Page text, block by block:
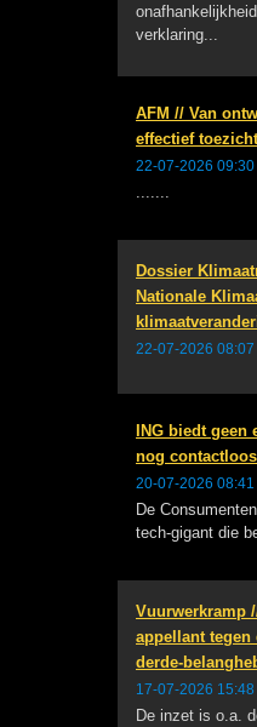
verklaring...
AFM // Van
effectief
22-07-2026 09:30
.......
Dossier
Nationale
22-07-2026 08:07
ING biedt
nog
20-07-2026 08:41
De
tech-gigant die
Vuurwerkramp
appellant tegen
derde-
17-07-2026 15:48
De inzet is o.a.